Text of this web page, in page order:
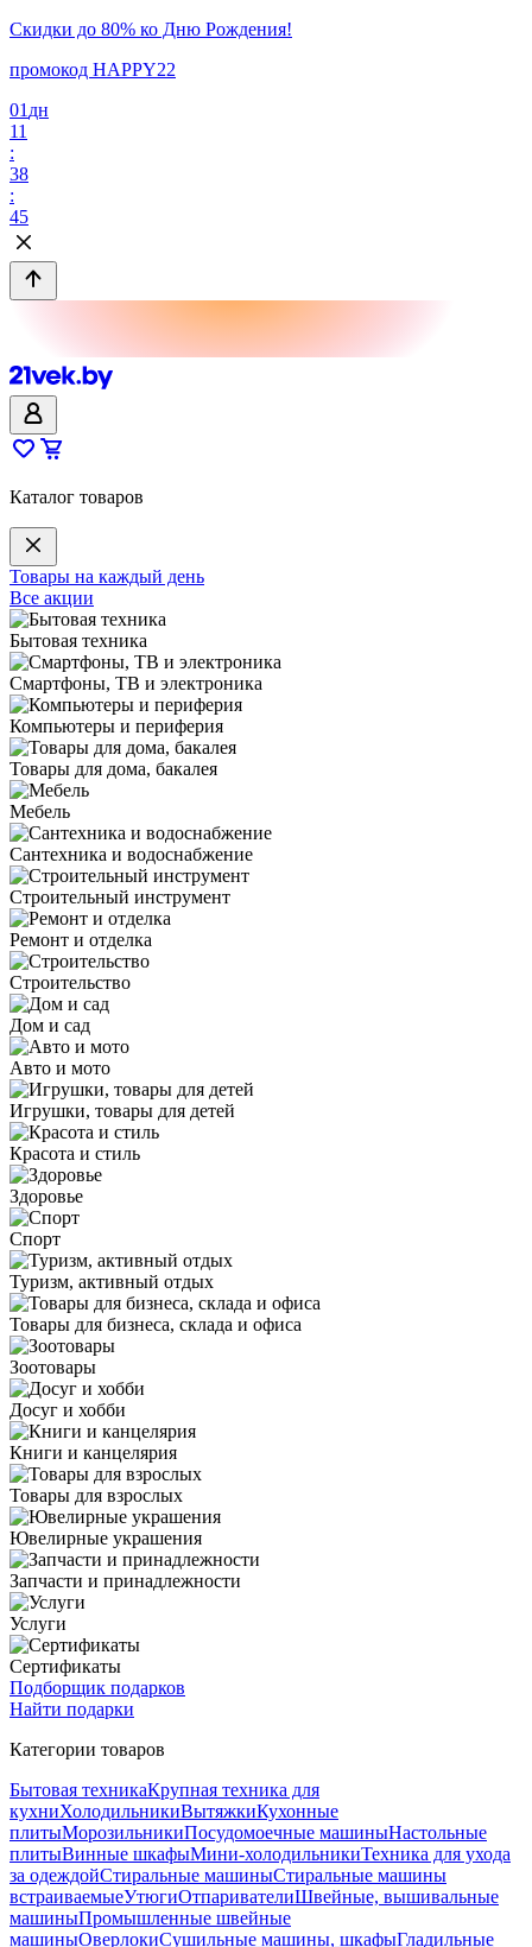
Скидки до 80% ко Дню Рождения!
промокод HAPPY22
01 дн
11
:
38
:
45
Каталог товаров
Товары на каждый день
Все акции
Бытовая техника
Смартфоны, ТВ и электроника
Компьютеры и периферия
Товары для дома, бакалея
Мебель
Сантехника и водоснабжение
Строительный инструмент
Ремонт и отделка
Строительство
Дом и сад
Авто и мото
Игрушки, товары для детей
Красота и стиль
Здоровье
Спорт
Туризм, активный отдых
Товары для бизнеса, склада и офиса
Зоотовары
Досуг и хобби
Книги и канцелярия
Товары для взрослых
Ювелирные украшения
Запчасти и принадлежности
Услуги
Сертификаты
Подборщик подарков
Найти подарки
Категории товаров
Бытовая техникаКрупная техника для
кухниХолодильникиВытяжкиКухонные
плитыМорозильникиПосудомоечные машиныНастольные
плитыВинные шкафыМини-холодильникиТехника для ухода
за одеждойСтиральные машиныСтиральные машины
встраиваемыеУтюгиОтпаривателиШвейные, вышивальные
машиныПромышленные швейные
машиныОверлокиСушильные машины, шкафыГладильные